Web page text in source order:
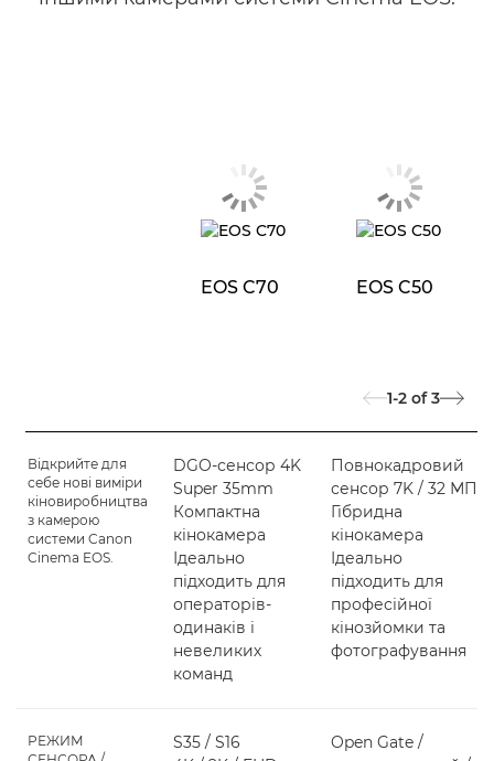
EOS C70 EOS C50
1-2 of 3
Відкрийте для
себе нові виміри
кіновиробництва
з камерою
системи Canon
Cinema EOS.
DGO-сенсор 4K
Super 35mm
Компактна
кінокамера
Ідеально
підходить для
операторів-
одинаків і
невеликих
команд
Повнокадровий
сенсор 7K / 32 МП
Гібридна
кінокамера
Ідеально
підходить для
професійної
кінозйомки та
фотографування
РЕЖИМ
S35 / S16
Open Gate /